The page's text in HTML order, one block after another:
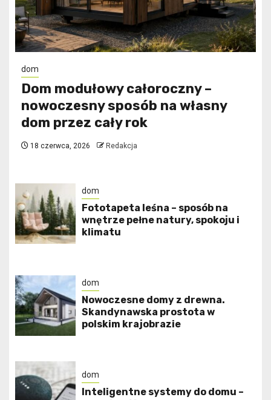
dom
Dom modułowy całoroczny –
nowoczesny sposób na własny
dom przez cały rok
18 czerwca, 2026 Redakcja
dom
​Fototapeta leśna – sposób na
wnętrze pełne natury, spokoju i
klimatu
dom
Nowoczesne domy z drewna.
Skandynawska prostota w
polskim krajobrazie
dom
Inteligentne systemy do domu –